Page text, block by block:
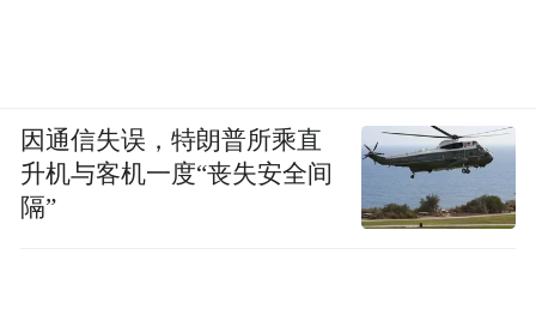
因通信失误，特朗普所乘直
升机与客机一度“丧失安全间
隔”